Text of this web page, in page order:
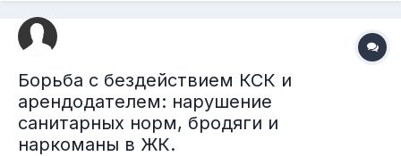
плесень. Угол этот в...
Борьба с бездействием КСК и
арендодателем: нарушение
санитарных норм, бродяги и
наркоманы в ЖК.